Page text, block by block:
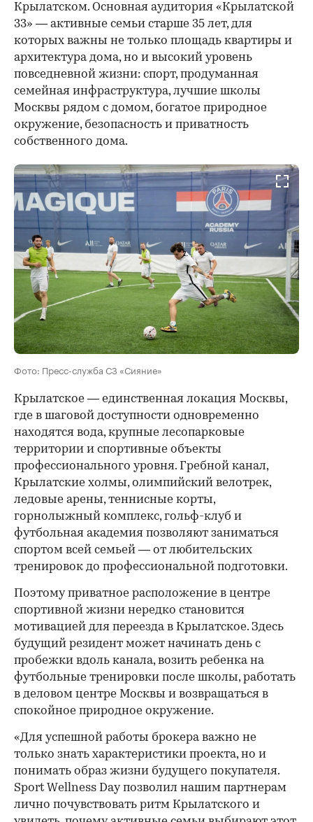
Крылатском. Основная аудитория «Крылатской
33» — активные семьи старше 35 лет, для
которых важны не только площадь квартиры и
архитектура дома, но и высокий уровень
повседневной жизни: спорт, продуманная
семейная инфраструктура, лучшие школы
Москвы рядом с домом, богатое природное
окружение, безопасность и приватность
собственного дома.
Фото: Пресс-служба СЗ «Сияние»
Крылатское — единственная локация Москвы,
где в шаговой доступности одновременно
находятся вода, крупные лесопарковые
территории и спортивные объекты
профессионального уровня. Гребной канал,
Крылатские холмы, олимпийский велотрек,
ледовые арены, теннисные корты,
горнолыжный комплекс, гольф-клуб и
футбольная академия позволяют заниматься
спортом всей семьей — от любительских
тренировок до профессиональной подготовки.
Поэтому приватное расположение в центре
спортивной жизни нередко становится
мотивацией для переезда в Крылатское. Здесь
будущий резидент может начинать день с
пробежки вдоль канала, возить ребенка на
футбольные тренировки после школы, работать
в деловом центре Москвы и возвращаться в
спокойное природное окружение.
«Для успешной работы брокера важно не
только знать характеристики проекта, но и
понимать образ жизни будущего покупателя.
Sport Wellness Day позволил нашим партнерам
лично почувствовать ритм Крылатского и